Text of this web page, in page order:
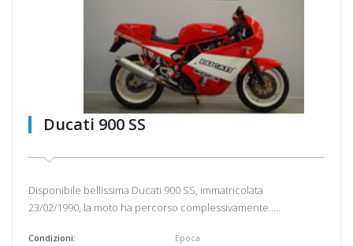
Ducati 900 SS
Disponibile bellissima Ducati 900 SS, immatricolata
23/02/1990, la moto ha percorso complessivamente.....
Condizioni:
Epoca